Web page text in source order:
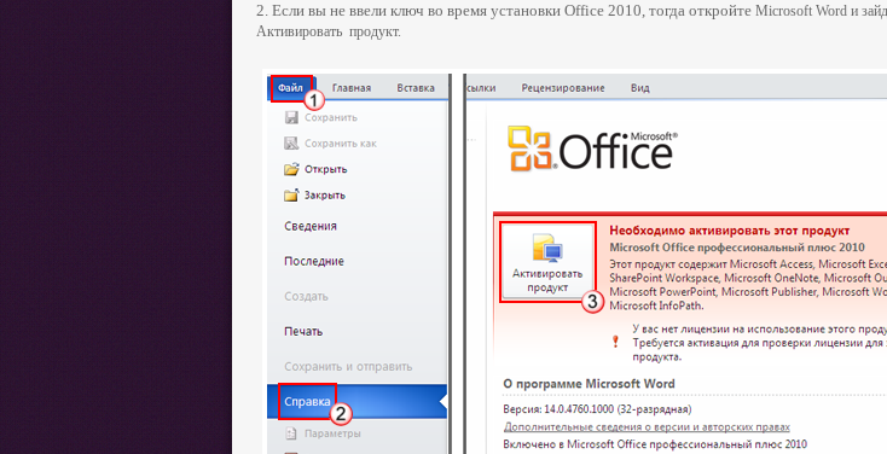
2. Если вы не ввели ключ во время установки Office 2010, тогда откройте Microsoft Word и
Активировать продукт.